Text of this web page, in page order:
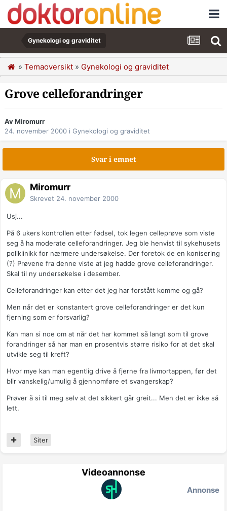
Gynekologi og graviditet
» Temaoversikt » Gynekologi og graviditet
Grove celleforandringer
Av Miromurr
24. november 2000 i Gynekologi og graviditet
Svar i emnet
Miromurr
Skrevet 24. november 2000
Usj...
På 6 ukers kontrollen etter fødsel, tok legen celleprøve som viste
seg å ha moderate celleforandringer. Jeg ble henvist til sykehusets
poliklinikk for nærmere undersøkelse. Der foretok de en konisering
(?) Prøvene fra denne viste at jeg hadde grove celleforandringer.
Skal til ny undersøkelse i desember.
Celleforandringer kan etter det jeg har forstått komme og gå?
Men når det er konstantert grove celleforandringer er det kun
fjerning som er forsvarlig?
Kan man si noe om at når det har kommet så langt som til grove
forandringer så har man en prosentvis større risiko for at det skal
utvikle seg til kreft?
Hvor mye kan man egentlig drive å fjerne fra livmortappen, før det
blir vanskelig/umulig å gjennomføre et svangerskap?
Prøver å si til meg selv at det sikkert går greit... Men det er ikke så
lett.
Siter
Videoannonse
Annonse